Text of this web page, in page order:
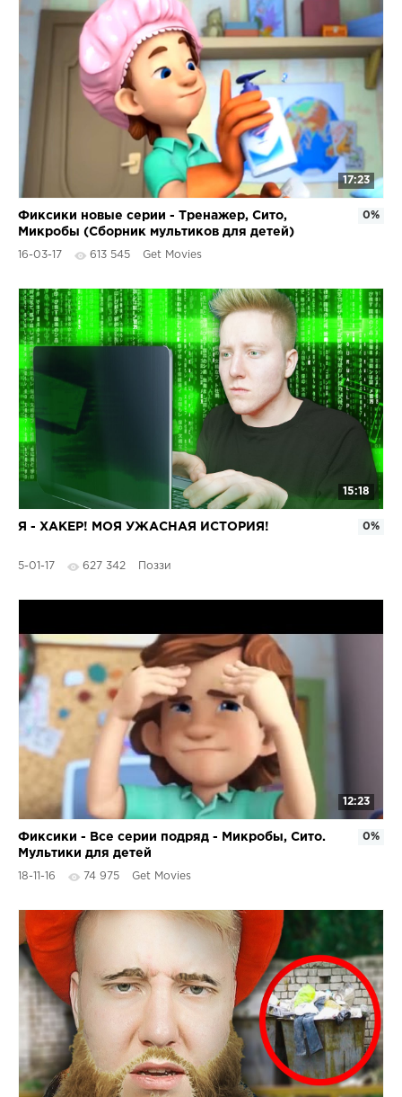
17:23
Фиксики новые серии - Тренажер, Сито,
Микробы (Сборник мультиков для детей)
16-03-17 613 545 Get Movies
0%
15:18
Я - ХАКЕР! МОЯ УЖАСНАЯ ИСТОРИЯ!
5-01-17 627 342 Поззи
0%
12:23
Фиксики - Все серии подряд - Микробы, Сито.
Мультики для детей
18-11-16 74 975 Get Movies
0%